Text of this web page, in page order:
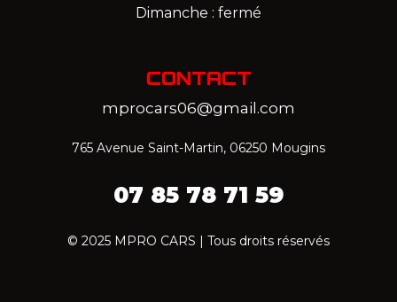
Dimanche : fermé
CONTACT
mprocars06@gmail.com
765 Avenue Saint-Martin, 06250 Mougins
07 85 78 71 59‬
© 2025 MPRO CARS | Tous droits réservés